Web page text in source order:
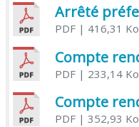
PDF| 416,31 Ko
PDF| 233,14 Ko
PDF| 352,93 Ko